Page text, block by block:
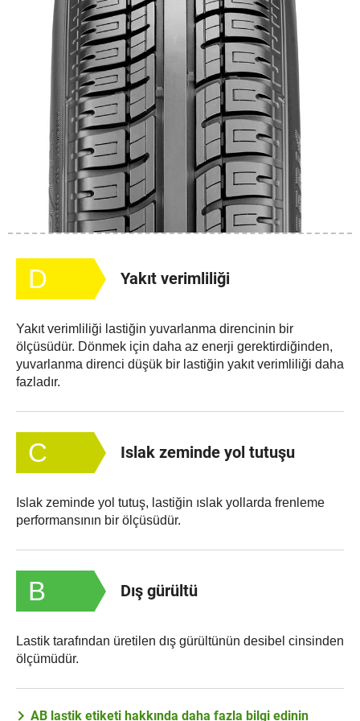
D Yakıt verimliliği
Yakıt verimliliği lastiğin yuvarlanma direncinin bir
ölçüsüdür. Dönmek için daha az enerji gerektirdiğinden,
yuvarlanma direnci düşük bir lastiğin yakıt verimliliği daha
fazladır.
C Islak zeminde yol tutuşu
Islak zeminde yol tutuş, lastiğin ıslak yollarda frenleme
performansının bir ölçüsüdür.
B Dış gürültü
Lastik tarafından üretilen dış gürültünün desibel cinsinden
ölçümüdür.
AB lastik etiketi hakkında daha fazla bilgi edinin